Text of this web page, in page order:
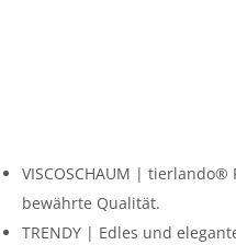
VISCOSCHAUM | tierlando®
bewährte Qualität.
TRENDY | Edles und